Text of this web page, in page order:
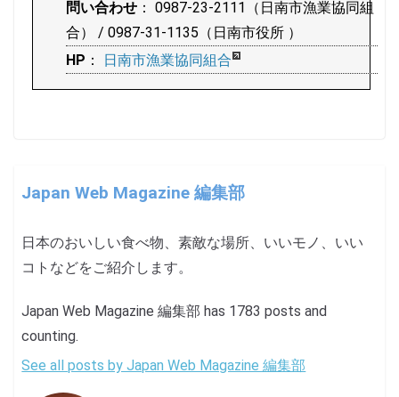
問い合わせ ： 0987-23-2111（日南市漁業協同組
合） / 0987-31-1135（日南市役所 ）
HP ： 日南市漁業協同組合
Japan Web Magazine 編集部
日本のおいしい食べ物、素敵な場所、いいモノ、いい
コトなどをご紹介します。
Japan Web Magazine 編集部 has 1783 posts and
counting.
See all posts by Japan Web Magazine 編集部